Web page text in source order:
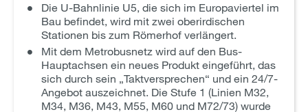
Die U-Bahnlinie U5, die sich im Europaviertel im
Bau befindet, wird mit zwei oberirdischen
Stationen bis zum Römerhof verlängert.
Mit dem Metrobusnetz wird auf den Bus-
Hauptachsen ein neues Produkt eingeführt, das
sich durch sein „Taktversprechen“ und ein 24/7-
Angebot auszeichnet. Die Stufe 1 (Linien M32,
M34, M36, M43, M55, M60 und M72/73) wurde